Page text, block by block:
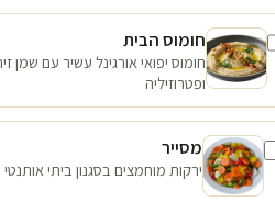
חומוס הבית
חומוס יפואי אורגינל עשיר עם שמן
ופטרוזיליה
מסייר
ירקות מוחמצים בסגנון ביתי אותנטי